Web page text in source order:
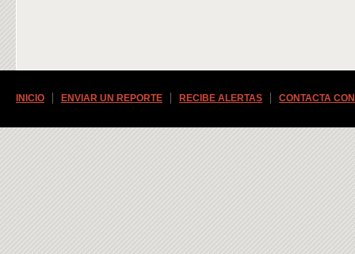
INICIO ENVIAR UN REPORTE RECIBE ALERTAS CONTACTA